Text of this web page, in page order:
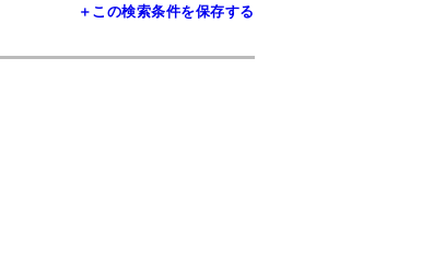
＋この検索条件を保存する